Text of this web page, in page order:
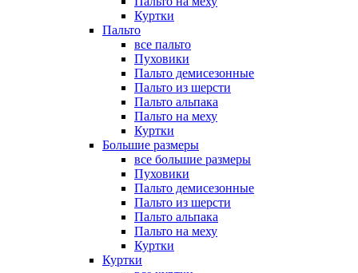
Куртки
Пальто
все пальто
Пуховики
Пальто демисезонные
Пальто из шерсти
Пальто альпака
Пальто на меху
Куртки
Большие размеры
все большие размеры
Пуховики
Пальто демисезонные
Пальто из шерсти
Пальто альпака
Пальто на меху
Куртки
Куртки